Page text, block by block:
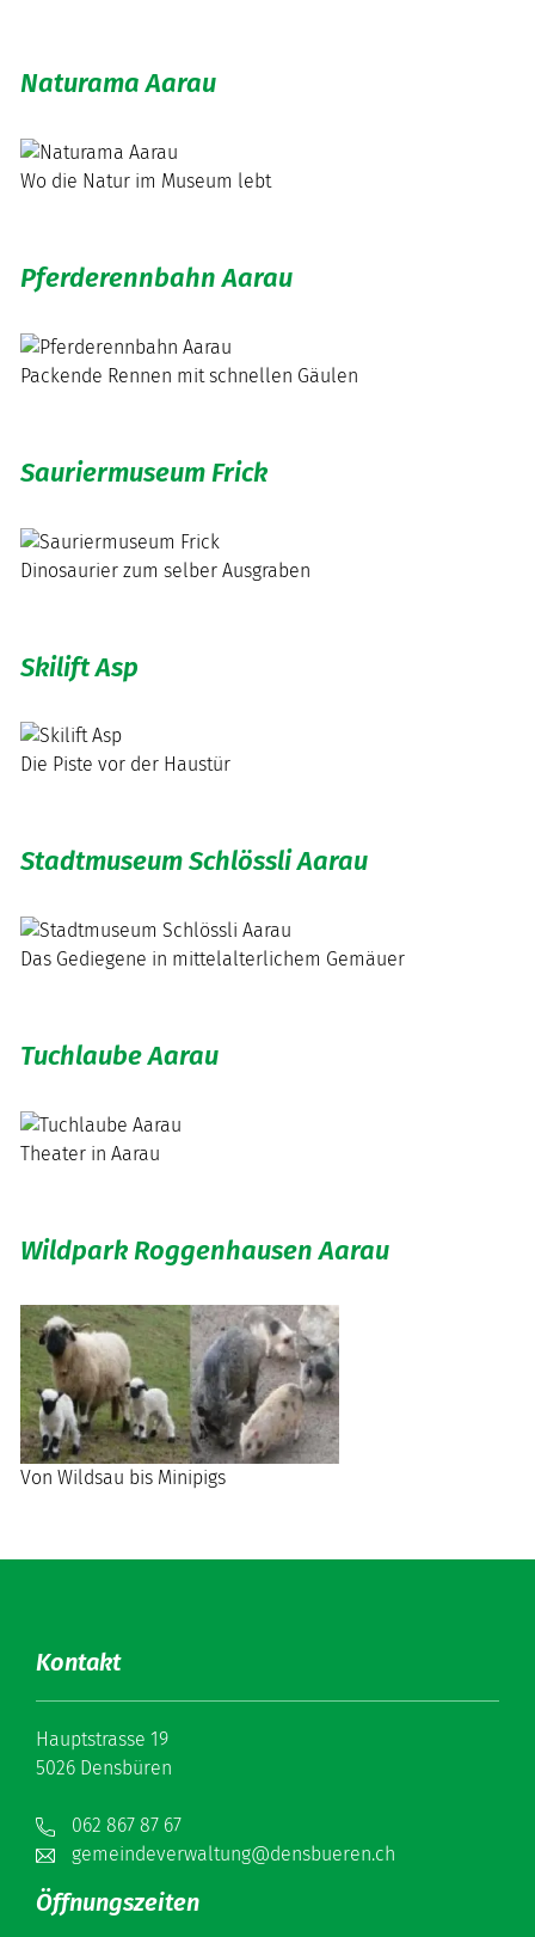
Naturama Aarau
Wo die Natur im Museum lebt
Pferderennbahn Aarau
Packende Rennen mit schnellen Gäulen
Sauriermuseum Frick
Dinosaurier zum selber Ausgraben
Skilift Asp
Die Piste vor der Haustür
Stadtmuseum Schlössli Aarau
Das Gediegene in mittelalterlichem Gemäuer
Tuchlaube Aarau
Theater in Aarau
Wildpark Roggenhausen Aarau
Von Wildsau bis Minipigs
Kontakt
Hauptstrasse 19
5026 Densbüren
062 867 87 67
gemeindeverwaltung@densbueren.ch
Öffnungszeiten